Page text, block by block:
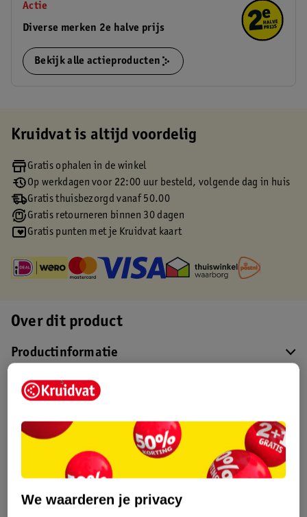
Actie
Diverse merken 2e halve prijs
Bekijk alle actieproducten
Kruidvat is altijd voordelig
Gratis ophalen in de winkel
Op werkdagen voor 22:00 uur besteld, volgende dag in huis
Gratis thuisbezorgd vanaf 50.00
Gratis retourneren binnen 30 dagen
Gratis punten met je Kruidvat kaart
Over dit product
Productinformatie
Etiketinformatie
Nature Impact Score
Dit product heeft (nog) geen Nature
Impact Score.
We waarderen je privacy